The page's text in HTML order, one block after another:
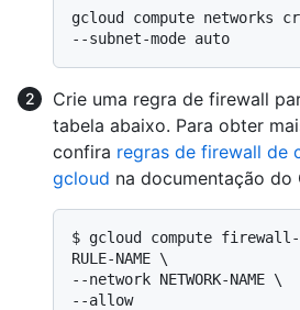
gcloud compute networks
Crie uma regra de firewall
tabela abaixo. Para obter
confira regras de firewall de
gcloud na documentação do
$ gcloud compute
RULE-NAME \
--network NETWORK-NAME \
--allow